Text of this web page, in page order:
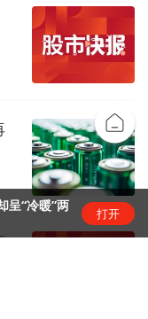
呈“冷暖”两
打开